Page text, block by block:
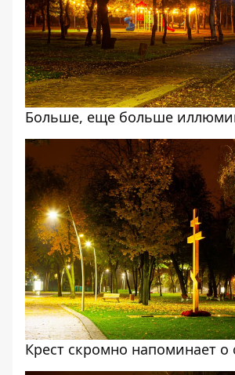
Больше, еще больше
Крест скромно напоминает о